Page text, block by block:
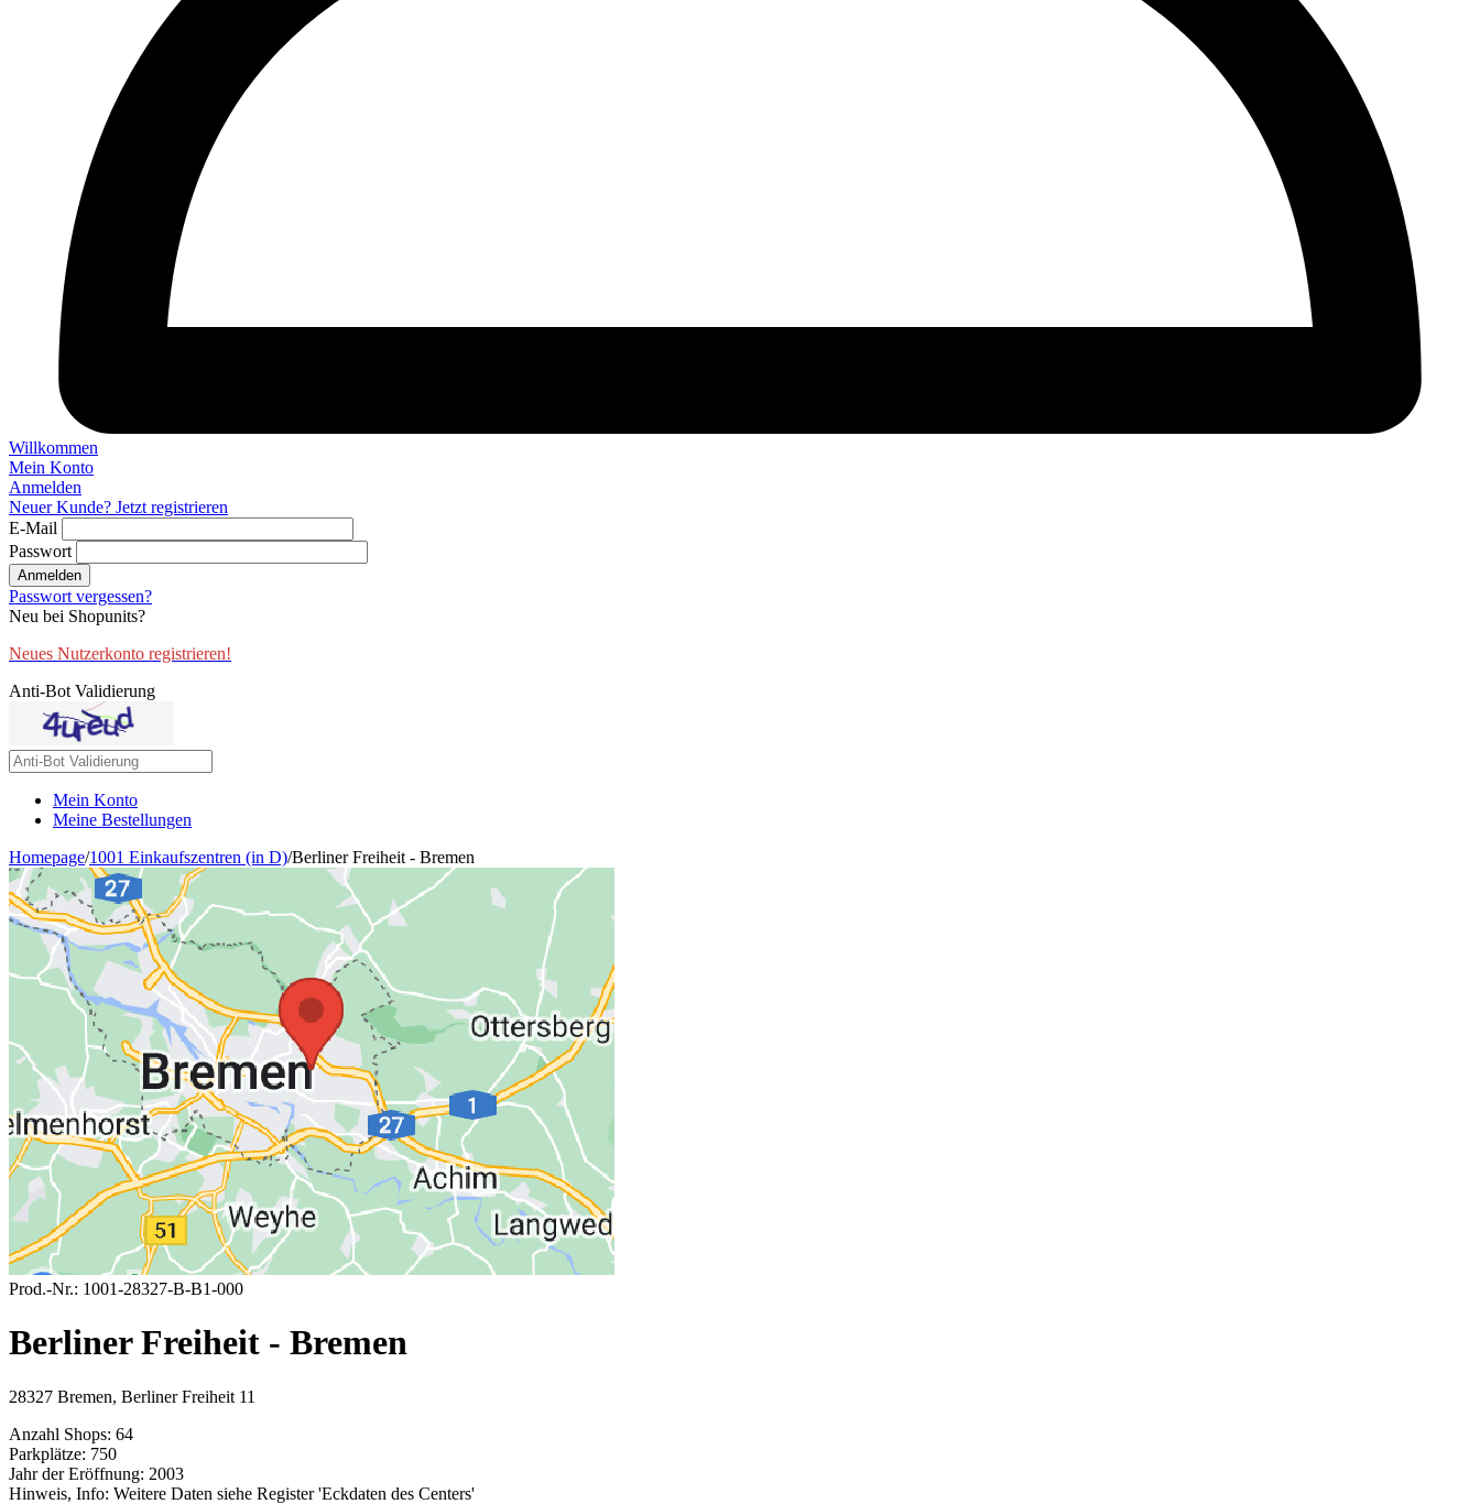
Willkommen
Mein Konto
Anmelden
Neuer Kunde? Jetzt registrieren
E-Mail
Passwort
Anmelden
Passwort vergessen?
Neu bei Shopunits?
Neues Nutzerkonto registrieren!
Anti-Bot Validierung
Mein Konto
Meine Bestellungen
Homepage/1001 Einkaufszentren (in D)/Berliner Freiheit - Bremen
Prod.-Nr.: 1001-28327-B-B1-000
Berliner Freiheit - Bremen
28327 Bremen, Berliner Freiheit 11
Anzahl Shops: 64
Parkplätze: 750
Jahr der Eröffnung: 2003
Hinweis, Info: Weitere Daten siehe Register 'Eckdaten des Centers'